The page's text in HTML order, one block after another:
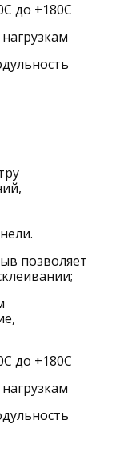
до +180С
позволяет
до +180С